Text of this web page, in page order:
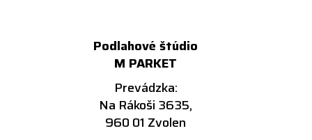
Podlahové štúdio
M PARKET
Prevádzka:
Na Rákoši 3635,
960 01 Zvolen